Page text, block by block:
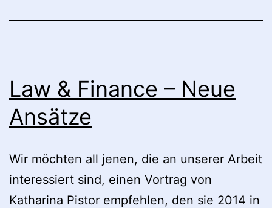
Videos
Law & Finance – Neue
Ansätze
Wir möchten all jenen, die an unserer Arbeit
interessiert sind, einen Vortrag von
Katharina Pistor empfehlen, den sie 2014 in